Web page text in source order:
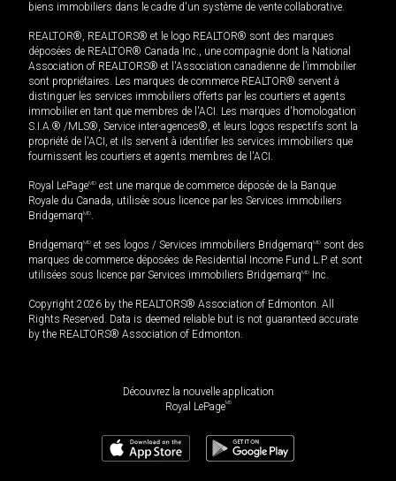
biens immobiliers dans le cadre d'un système de vente collaborative.
REALTOR®, REALTORS® et le logo REALTOR® sont des marques
déposées de REALTOR® Canada Inc., une compagnie dont la National
Association of REALTORS® et l'Association canadienne de l’immobilier
sont propriétaires. Les marques de commerce REALTOR® servent à
distinguer les services immobiliers offerts par les courtiers et agents
immobilier en tant que membres de l'ACI. Les marques d'homologation
S.I.A.® /MLS®, Service inter-agences®, et leurs logos respectifs sont la
propriété de l'ACI, et ils servent à identifier les services immobiliers que
fournissent les courtiers et agents membres de l'ACI.
Royal LePageMD est une marque de commerce déposée de la Banque
Royale du Canada, utilisée sous licence par les Services immobiliers
BridgemarqMD.
BridgemarqMD et ses logos / Services immobiliers BridgemarqMD sont des
marques de commerce déposées de Residential Income Fund L.P. et sont
utilisées sous licence par Services immobiliers BridgemarqMD Inc.
Copyright 2026 by the REALTORS® Association of Edmonton. All
Rights Reserved. Data is deemed reliable but is not guaranteed accurate
by the REALTORS® Association of Edmonton.
Découvrez la nouvelle application
Royal LePageMD